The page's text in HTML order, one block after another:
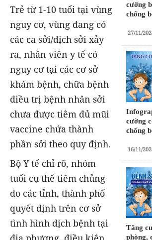
cường
chống
27/11/
cường
chống
16/11/
Tăng
phòng,
Trẻ từ 1-10 tuổi tại vùng
nguy cơ, vùng đang có
các ca sởi/dịch sởi xảy
ra, nhân viên y tế có
nguy cơ tại các cơ sở
khám bệnh, chữa bệnh
điều trị bệnh nhân sởi
chưa được tiêm đủ mũi
vaccine chứa thành
phần sởi theo quy định.
Bộ Y tế chỉ rõ, nhóm
tuổi cụ thể tiêm chủng
do các tỉnh, thành phố
quyết định trên cơ sở
tình hình dịch bệnh tại